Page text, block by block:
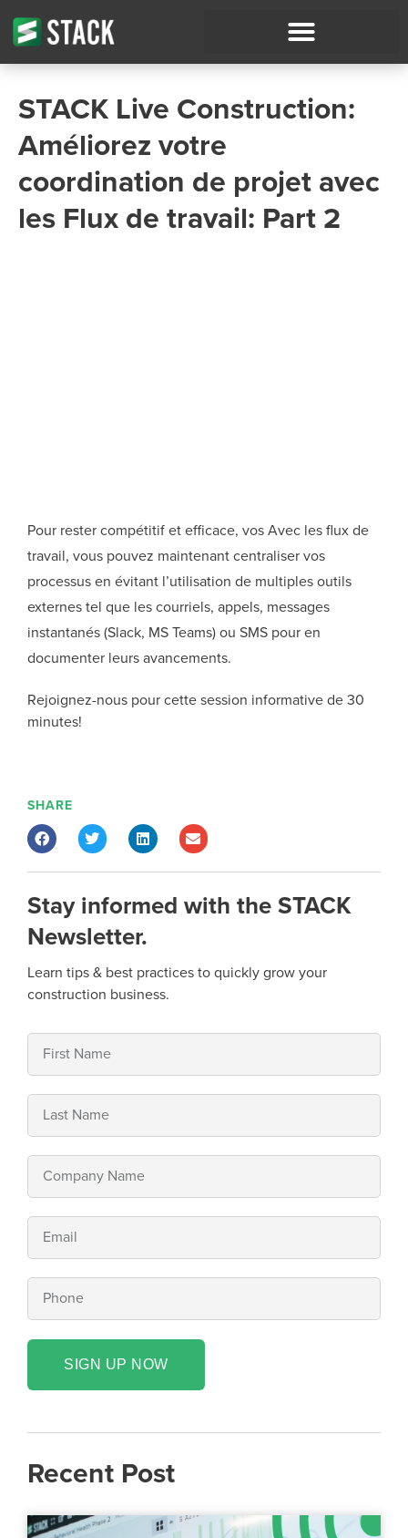
STACK Live Construction:
Améliorez votre
coordination de projet avec
les Flux de travail: Part 2
Pour rester compétitif et efficace, vos Avec les flux de
travail, vous pouvez maintenant centraliser vos
processus en évitant l’utilisation de multiples outils
externes tel que les courriels, appels, messages
instantanés (Slack, MS Teams) ou SMS pour en
documenter leurs avancements.
Rejoignez-nous pour cette session informative de 30
minutes!
SHARE
Stay informed with the STACK
Newsletter.
Learn tips & best practices to quickly grow your
construction business.
SIGN UP NOW
Recent Post